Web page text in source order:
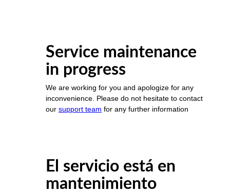
Service maintenance
in progress
We are working for you and apologize for any
inconvenience. Please do not hesitate to contact
our support team for any further information
El servicio está en
mantenimiento